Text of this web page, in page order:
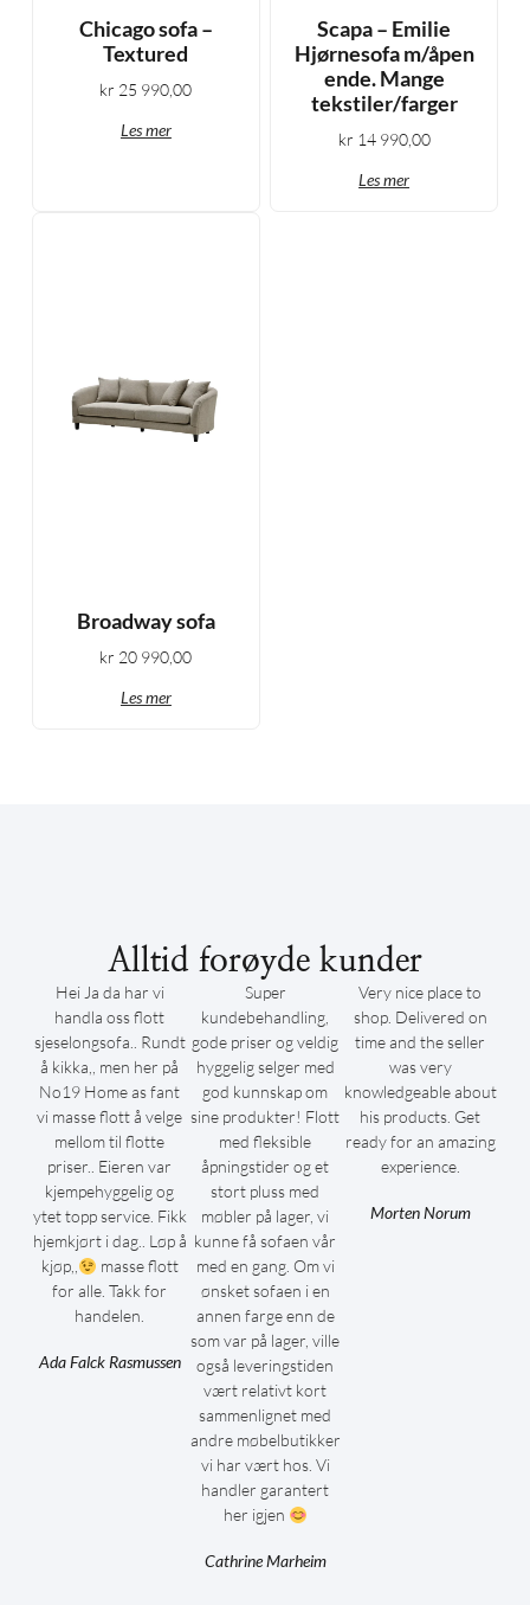
Chicago sofa –
Textured
kr 25 990,00
Les mer
Scapa – Emilie
Hjørnesofa m/åpen
ende. Mange
tekstiler/farger
kr 14 990,00
Les mer
Broadway sofa
kr 20 990,00
Les mer
Alltid forøyde kunder
Hei Ja da har vi
handla oss flott
sjeselongsofa.. Rundt
å kikka,, men her på
No19 Home as fant
vi masse flott å velge
mellom til flotte
priser.. Eieren var
kjempehyggelig og
ytet topp service. Fikk
hjemkjørt i dag.. Løp å
kjøp,,
masse flott
for alle. Takk for
handelen.
Ada Falck Rasmussen
Super
kundebehandling,
gode priser og veldig
hyggelig selger med
god kunnskap om
sine produkter! Flott
med fleksible
åpningstider og et
stort pluss med
møbler på lager, vi
kunne få sofaen vår
med en gang. Om vi
ønsket sofaen i en
annen farge enn de
som var på lager, ville
også leveringstiden
vært relativt kort
sammenlignet med
andre møbelbutikker
vi har vært hos. Vi
handler garantert
her igjen
Cathrine Marheim
Very nice place to
shop. Delivered on
time and the seller
was very
knowledgeable about
his products. Get
ready for an amazing
experience.
Morten Norum